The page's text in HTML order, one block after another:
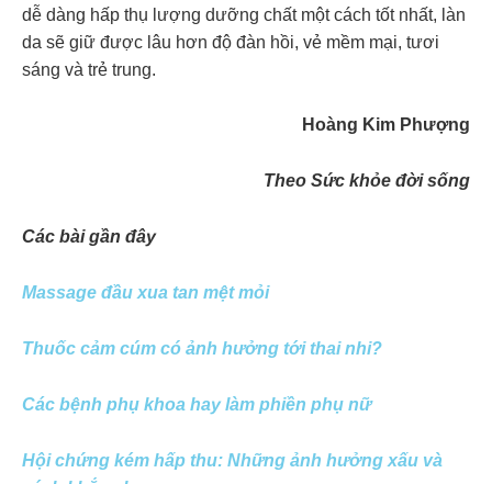
dễ dàng hấp thụ lượng dưỡng chất một cách tốt nhất, làn
da sẽ giữ được lâu hơn độ đàn hồi, vẻ mềm mại, tươi
sáng và trẻ trung.
Hoàng Kim Phượng
Theo Sức khỏe đời sống
Các bài gần đây
Massage đầu xua tan mệt mỏi
Thuốc cảm cúm có ảnh hưởng tới thai nhi?
Các bệnh phụ khoa hay làm phiền phụ nữ
Hội chứng kém hấp thu: Những ảnh hưởng xấu và